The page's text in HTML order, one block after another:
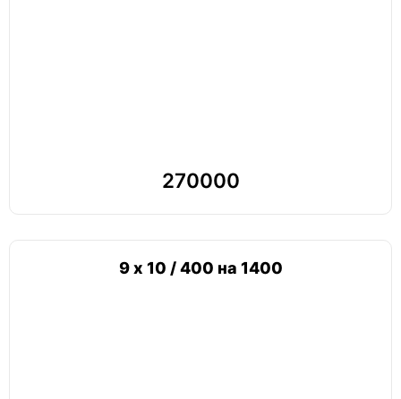
270000
9 х 10 / 400 на 1400